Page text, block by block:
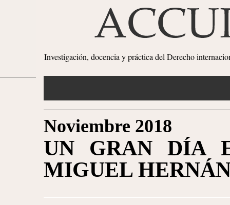
Investigación, docencia y práctica del Derecho
Noviembre 2018
UN GRAN DÍA
MIGUEL